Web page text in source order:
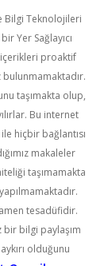
Bilgi Teknolojileri
Yer Sağlayıcı
proaktif
taşımakta olup,
Bu internet
hiçbir bağlantısı
makaleler
taşımamakta
tesadüfidir.
bir bilgi paylaşım
olduğunu